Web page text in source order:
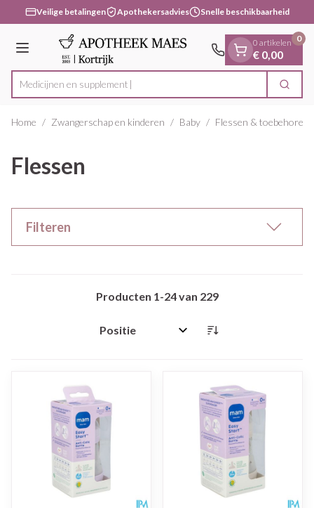
Ga naar de inhoud
1 van 1Veilige betalingen Apothekersadvies Snelle beschikbaarheid
Menu
Product, merk, categorie...
Medi Zoek
0 artikelen
€ 0,00
0
Home / Zwangerschap en kinderen / Baby / Flessen & toebehoren
Flessen
Filteren
Producten 1-24van 229
Sorteer op: